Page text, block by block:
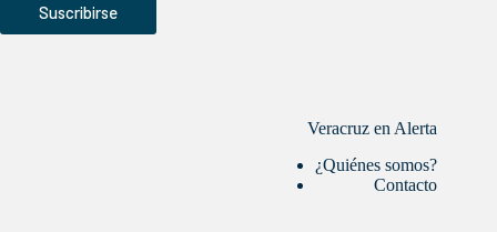
Suscribirse
Veracruz en Alerta
¿Quiénes somos?
Contacto